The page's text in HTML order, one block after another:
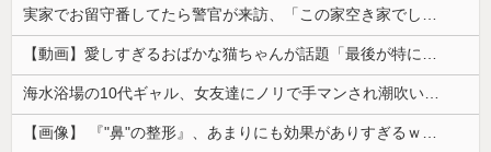
実家でお留守番してたら警官が来訪、「この家空き家でしたよね？」と問いかけてくるが実際は30年ほど住んでおり……
【動画】愛しすぎるおばかな猫ちゃんが話題「最後が特にかわいいｗ」
海水浴場の10代ギャル、女友達にノリで手マンされ潮吹いてガチイキしてしまうｗｗｗ
【画像】 『"鼻"の整形』、あまりにも効果がありすぎるｗｗｗｗｗｗｗｗｗｗｗ